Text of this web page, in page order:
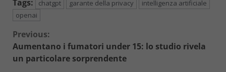
Tags: chatgpt garante della privacy
intelligenza artificiale
openai
Continue
Reading
Previous:
Aumentano i fumatori under 15: lo studio rivela
un particolare sorprendente